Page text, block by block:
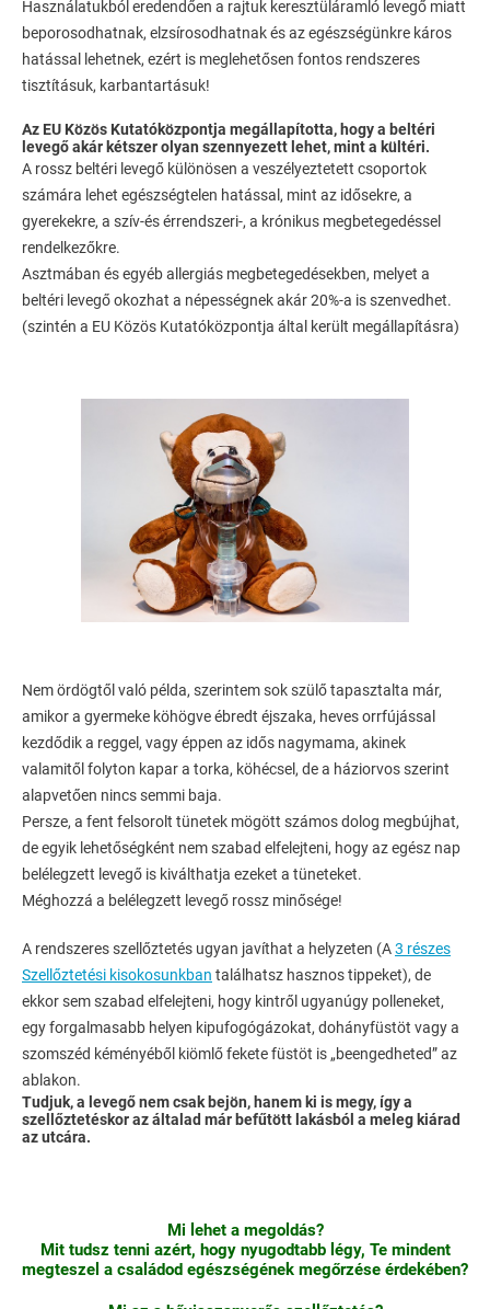
Használatukból eredendően a rajtuk keresztüláramló levegő miatt
beporosodhatnak, elzsírosodhatnak és az egészségünkre káros
hatással lehetnek, ezért is meglehetősen fontos rendszeres
tisztításuk, karbantartásuk!
Az EU Közös Kutatóközpontja megállapította, hogy a beltéri
levegő akár kétszer olyan szennyezett lehet, mint a kültéri.
A rossz beltéri levegő különösen a veszélyeztetett csoportok
számára lehet egészségtelen hatással, mint az idősekre, a
gyerekekre, a szív-és érrendszeri-, a krónikus megbetegedéssel
rendelkezőkre.
Asztmában és egyéb allergiás megbetegedésekben, melyet a
beltéri levegő okozhat a népességnek akár 20%-a is szenvedhet.
(szintén a EU Közös Kutatóközpontja által került megállapításra)
Nem ördögtől való példa, szerintem sok szülő tapasztalta már,
amikor a gyermeke köhögve ébredt éjszaka, heves orrfújással
kezdődik a reggel, vagy éppen az idős nagymama, akinek
valamitől folyton kapar a torka, köhécsel, de a háziorvos szerint
alapvetően nincs semmi baja.
Persze, a fent felsorolt tünetek mögött számos dolog megbújhat,
de egyik lehetőségként nem szabad elfelejteni, hogy az egész nap
belélegzett levegő is kiválthatja ezeket a tüneteket.
Méghozzá a belélegzett levegő rossz minősége!
A rendszeres szellőztetés ugyan javíthat a helyzeten (A3 részes
Szellőztetési kisokosunkban találhatsz hasznos tippeket), de
ekkor sem szabad elfelejteni, hogy kintről ugyanúgy polleneket,
egy forgalmasabb helyen kipufogógázokat, dohányfüstöt vagy a
szomszéd kéményéből kiömlő fekete füstöt is „beengedheted” az
ablakon.
Tudjuk, a levegő nem csak bejön, hanem ki is megy, így a
szellőztetéskor az általad már befűtött lakásból a meleg kiárad
az utcára.
Mi lehet a megoldás?
Mit tudsz tenni azért, hogy nyugodtabb légy, Te mindent
megteszel a családod egészségének megőrzése érdekében?